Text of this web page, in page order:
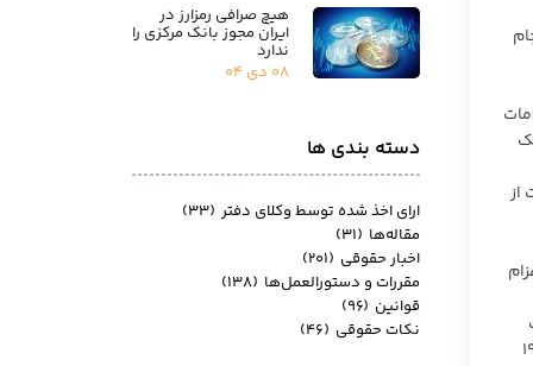
از
دهد. چنانچه یکی از اصحاب دعوی مبتلا به ویروس کووید ۱۹
دسته بندی ها
هیچ صرافی رمزارز در
ایران مجوز بانک مرکزی را
ندارد
۰۸ دی ۰۴
ارای اخذ شده توسط وکلای دفتر (۳۳)
مقاله‌ها (۳۱)
اخبار حقوقی (۲۰۱)
مقررات و دستورالعمل‌ها (۱۳۸)
قوانین (۹۶)
نکات حقوقی (۴۶)